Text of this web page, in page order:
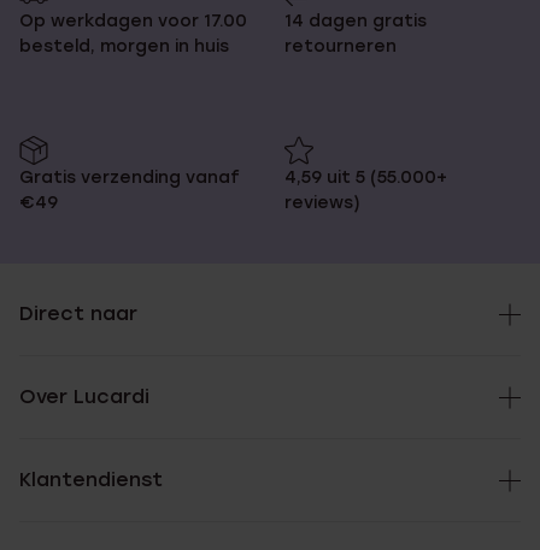
Op werkdagen voor 17.00
besteld, morgen in huis
14 dagen gratis
retourneren
Gratis verzending vanaf
€49
4,59 uit 5 (55.000+
reviews)
Direct naar
Over Lucardi
Klantendienst